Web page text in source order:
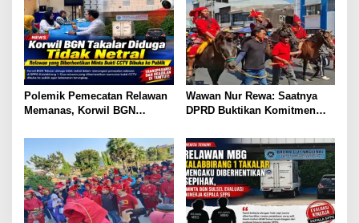
Polemik Pemecatan Relawan
Memanas, Korwil BGN
Rekaman CCTV
Wawan Nur Rewa: Saatnya
DPRD Buktikan Komitmen